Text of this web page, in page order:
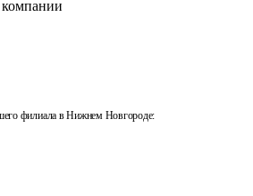
филиала в Нижнем Новгороде: